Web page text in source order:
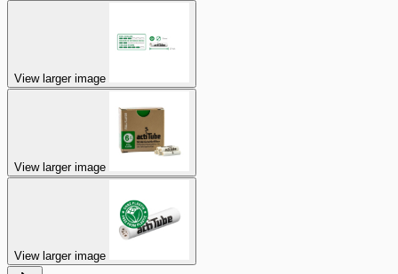
View larger image
View larger image
View larger image